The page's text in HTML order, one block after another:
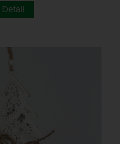
Detail